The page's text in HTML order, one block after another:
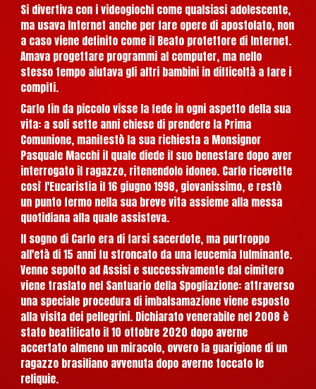
Si divertiva con i videogiochi come qualsiasi adolescente,
ma usava Internet anche per fare opere di apostolato, non
a caso viene definito come il Beato protettore di Internet.
Amava progettare programmi al computer, ma nello
stesso tempo aiutava gli altri bambini in difficoltà a fare i
compiti.
Carlo fin da piccolo visse la fede in ogni aspetto della sua
vita: a soli sette anni chiese di prendere la Prima
Comunione, manifestò la sua richiesta a Monsignor
Pasquale Macchi il quale diede il suo benestare dopo aver
interrogato il ragazzo, ritenendolo idoneo. Carlo ricevette
così l'Eucaristia il 16 giugno 1998, giovanissimo, e restò
un punto fermo nella sua breve vita assieme alla messa
quotidiana alla quale assisteva.
Il sogno di Carlo era di farsi sacerdote, ma purtroppo
all'età di 15 anni fu stroncato da una leucemia fulminante.
Venne sepolto ad Assisi e successivamente dal cimitero
viene traslato nel Santuario della Spogliazione: attraverso
una speciale procedura di imbalsamazione viene esposto
alla visita dei pellegrini. Dichiarato venerabile nel 2008 è
stato beatificato il 10 ottobre 2020 dopo averne
accertato almeno un miracolo, ovvero la guarigione di un
ragazzo brasiliano avvenuta dopo averne toccato le
reliquie.